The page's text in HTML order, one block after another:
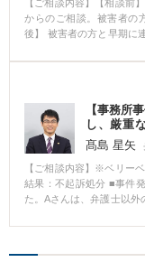
【ご相談内容】【相談前
からのご相談。被害者の
後】 被害者の方と早期に
も事件を知られることな
撮や窃盗、住居侵入など
談を行うことができるか
頼者様が職場を解雇され
を行うことを心がけてい
【事務所
し、厳重
た。
髙島 星矢
【ご相談内容】※ベリー
結果：不起訴処分 ■事件
た。Aさんは、弁護士以外
ト」という冊子を差し入